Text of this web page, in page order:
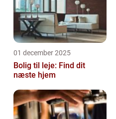
01 december 2025
Bolig til leje: Find dit
næste hjem